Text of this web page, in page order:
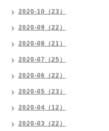
2020-10（23）
2020-09（22）
2020-08（21）
2020-07（25）
2020-06（22）
2020-05（23）
2020-04（12）
2020-03（22）